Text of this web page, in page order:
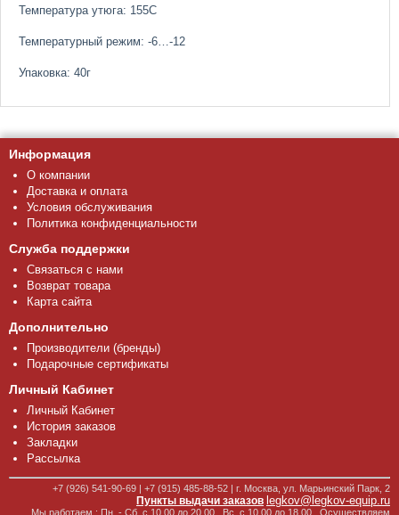
Температура утюга: 155С
Температурный режим: -6…-12
Упаковка: 40г
Информация
О компании
Доставка и оплата
Условия обслуживания
Политика конфиденциальности
Служба поддержки
Связаться с нами
Возврат товара
Карта сайта
Дополнительно
Производители (бренды)
Подарочные сертификаты
Личный Кабинет
Личный Кабинет
История заказов
Закладки
Рассылка
+7 (926) 541-90-69 | +7 (915) 485-88-52 | г. Москва, ул. Марьинский Парк, 2
Пункты выдачи заказов legkov@legkov-equip.ru
Мы работаем : Пн. - Сб. с 10.00 до 20.00 , Вс. с 10.00 до 18.00 . Осуществляем